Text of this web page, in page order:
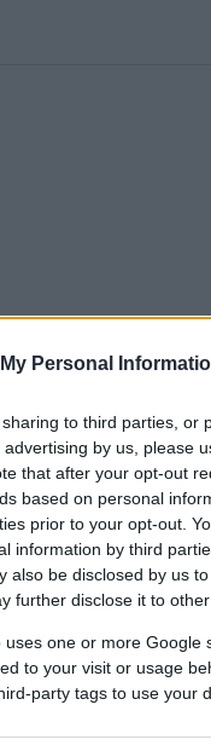
Personal
to third parties, or
by us, please
that after your opt-out
based on personal
prior to your opt-out.
information by third
also be disclosed by us
further disclose it to
one or more
to your visit or usage
party tags to use your
κορυφαία
ταλέντων από
στη
αρχές του
τηςOpenAI
Καθώς η
Hoffman